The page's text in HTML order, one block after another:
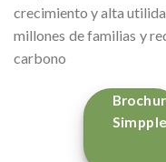
crecimiento y alta
millones de familias y
carbono